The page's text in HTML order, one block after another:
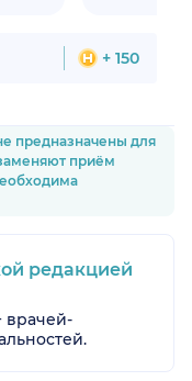
Отек
даже
+ 150
предназначены для
приём
редакцией
врачей-